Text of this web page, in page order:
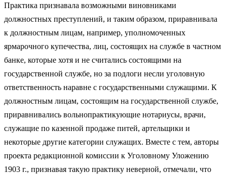
Практика признавала возможными виновниками
должностных преступлений, и таким образом, приравнивала
к должностным лицам, например, уполномоченных
ярмарочного купечества, лиц, состоящих на службе в частном
банке, которые хотя и не считались состоящими на
государственной службе, но за подлоги несли уголовную
ответственность наравне с государственными служащими. К
должностным лицам, состоящим на государственной службе,
приравнивались вольнопрактикующие нотариусы, врачи,
служащие по казенной продаже питей, артельщики и
некоторые другие категории служащих. Вместе с тем, авторы
проекта редакционной комиссии к Уголовному Уложению
1903 г., признавая такую практику неверной, отмечали, что